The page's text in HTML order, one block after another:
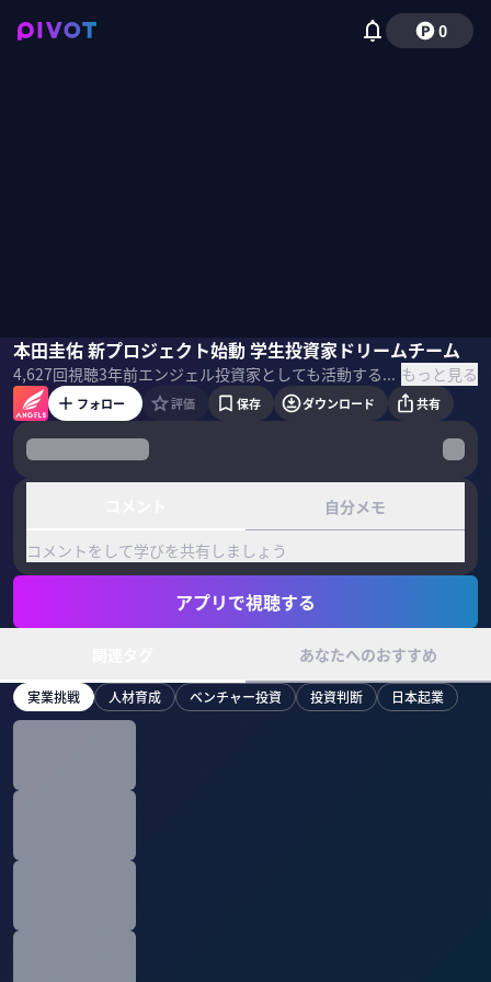
0
本田圭佑 新プロジェクト始動 学生投資家ドリームチーム
4,627回視聴3年前 エンジェル投資家としても活動する本田圭佑氏および国内外の一流投資家たちに起業家がプレゼンし、投資を獲得する場を提供するリアル投資ドキュメンタリー。本田圭佑氏の新プロジェクトKSK Mafiaとのコラボ回 ＜目次＞ もっと見る
本田圭佑池田楓香野口蒼大松永心国山ハセン
フォロー 評価 保存 ダウンロード 共有
自分メモ
コメントをして学びを共有しましょう
アプリで視聴する
あなたへのおすすめ
実業挑戦 人材育成 ベンチャー投資 投資判断 日本起業